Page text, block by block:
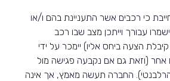
כי רכבים אשר התעניינת בהם ו/או
עבורך וייתכן מצב שבו רכב
הצעה ביחס אליו) יימכר על ידי
אחר (וזאת גם אם נקבעה פגישה מול
החברה תעשה מאמץ, אך אינה